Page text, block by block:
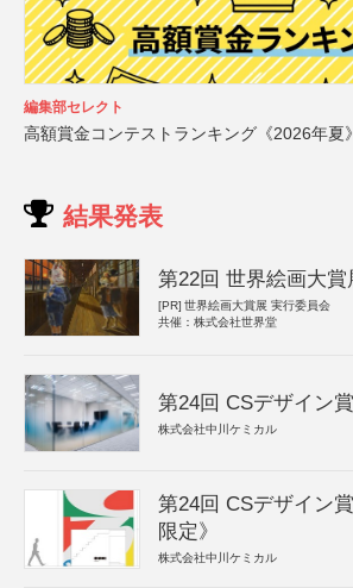
編集部セレクト
高額賞金コンテストランキング《2026年夏》
結果発表
第22回 世界絵画大賞
[PR] 世界絵画大賞展 実行委員会
共催：株式会社世界堂
第24回 CSデザイン
株式会社中川ケミカル
第24回 CSデザイン
限定》
株式会社中川ケミカル